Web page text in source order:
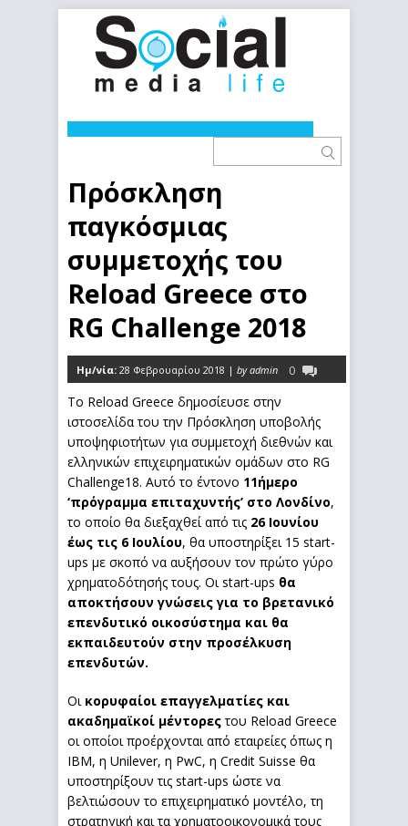
Πρόσκληση
παγκόσμιας
συμμετοχής του
Reload Greece στο
RG Challenge 2018
Ημ/νία: 28 Φεβρουαρίου 2018 | by admin 0
Το Reload Greece δημοσίευσε στην
ιστοσελίδα του την Πρόσκληση υποβολής
υποψηφιοτήτων για συμμετοχή διεθνών και
ελληνικών επιχειρηματικών ομάδων στο RG
Challenge18. Αυτό το έντονο 11ήμερο
‘πρόγραμμα επιταχυντής’ στο Λονδίνο,
το οποίο θα διεξαχθεί από τις 26 Ιουνίου
έως τις 6 Ιουλίου, θα υποστηρίξει 15 start-
ups με σκοπό να αυξήσουν τον πρώτο γύρο
χρηματοδότησής τους. Οι start-ups θα
αποκτήσουν γνώσεις για το βρετανικό
επενδυτικό οικοσύστημα και θα
εκπαιδευτούν στην προσέλκυση
επενδυτών.
Οι κορυφαίοι επαγγελματίες και
ακαδημαϊκοί μέντορεςτου Reload Greece
οι οποίοι προέρχονται από εταιρείες όπως η
IBM, η Unilever, η PwC, η Credit Suisse θα
υποστηρίξουν τις start-ups ώστε να
βελτιώσουν το επιχειρηματικό μοντέλο, τη
στρατηγική και τα χρηματοοικονομικά τους